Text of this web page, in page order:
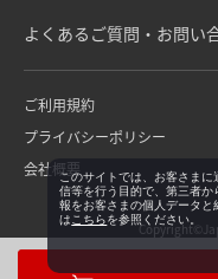
よくあるご質問・お問い
ご利用規約
プライバシーポリシー
会社概要このサイトでは、お客さま
信等を行う目的で、第三者
報をお客さまの個人データと
は こちらを参照ください。